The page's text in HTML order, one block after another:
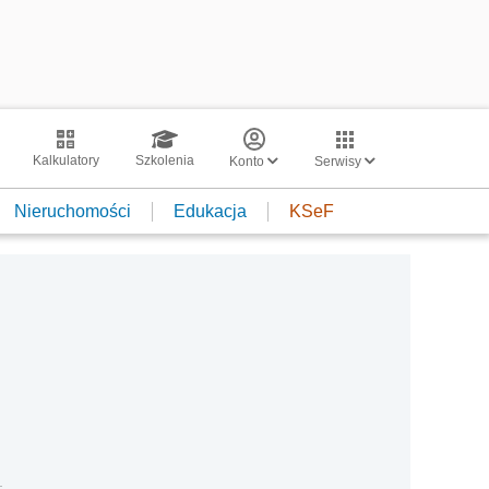
Kalkulatory Szkolenia Konto Serwisy
Nieruchomości Edukacja KSeF